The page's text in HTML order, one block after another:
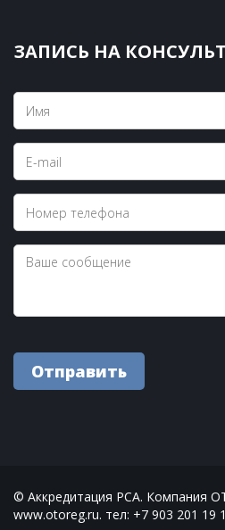
ЗАПИСЬ НА
Отправить
© Аккредитация РСА. Компания
www.otoreg.ru. тел: +7 903 201 19